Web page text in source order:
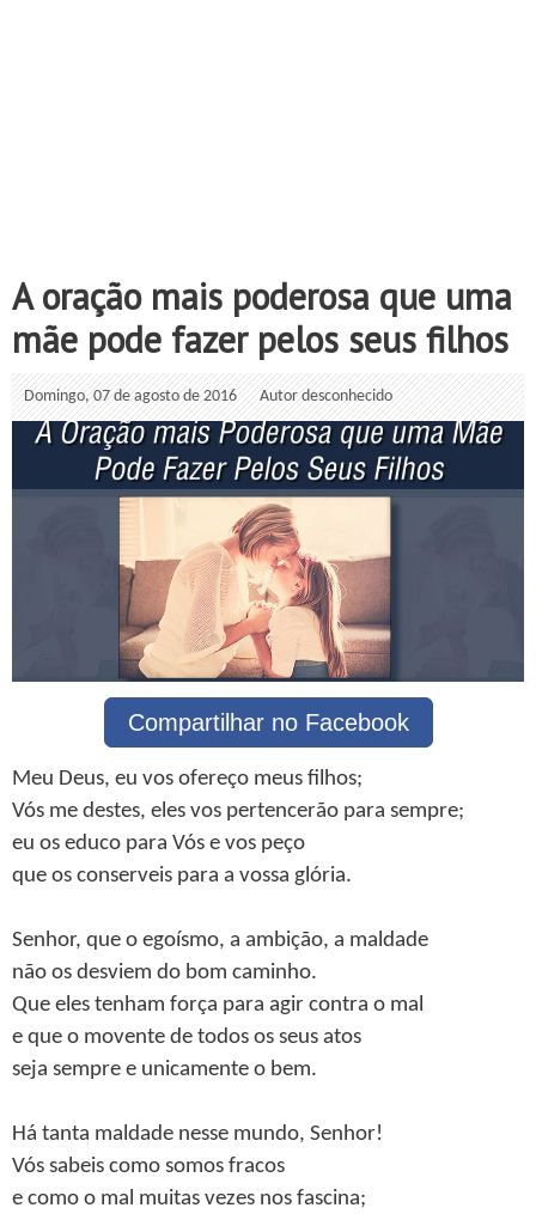
A oração mais poderosa que uma
mãe pode fazer pelos seus filhos
Domingo, 07 de agosto de 2016 Autor desconhecido
Compartilhar no Facebook
Meu Deus, eu vos ofereço meus filhos;
Vós me destes, eles vos pertencerão para sempre;
eu os educo para Vós e vos peço
que os conserveis para a vossa glória.
Senhor, que o egoísmo, a ambição, a maldade
não os desviem do bom caminho.
Que eles tenham força para agir contra o mal
e que o movente de todos os seus atos
seja sempre e unicamente o bem.
Há tanta maldade nesse mundo, Senhor!
Vós sabeis como somos fracos
e como o mal muitas vezes nos fascina;